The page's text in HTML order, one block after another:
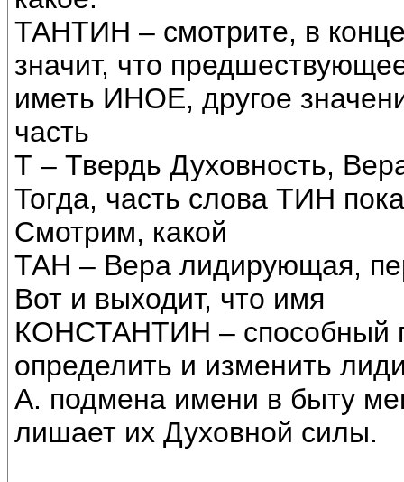
ТАНТИН – смотрите, в
значит, что
иметь ИНОЕ, другое
часть
Т – Твердь Духовность,
Тогда, часть слова ТИН
Смотрим, какой
ТАН – Вера лидирующая,
Вот и выходит, что имя
КОНСТАНТИН – способный
определить и изменить
А. подмена имени в быту
лишает их Духовной силы.